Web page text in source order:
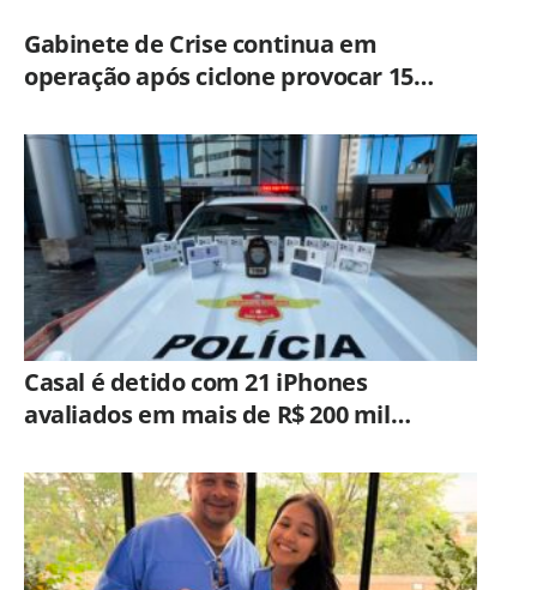
Gabinete de Crise continua em
operação após ciclone provocar 15
Casal é detido com 21 iPhones
avaliados em mais de R$ 200 mil
Campinas